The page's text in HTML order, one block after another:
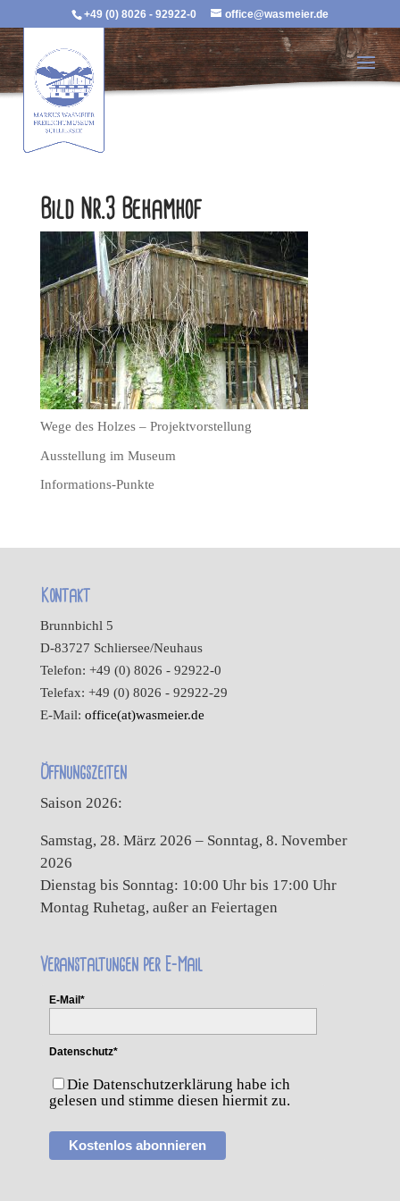
+49 (0) 8026 - 92922-0 office@wasmeier.de
Bild Nr.3 Behamhof
Wege des Holzes – Projektvorstellung
Ausstellung im Museum
Informations-Punkte
Kontakt
Brunnbichl 5
D-83727 Schliersee/Neuhaus
Telefon: +49 (0) 8026 - 92922-0
Telefax: +49 (0) 8026 - 92922-29
E-Mail: office(at)wasmeier.de
Öffnungszeiten
Saison 2026:
Samstag, 28. März 2026 – Sonntag, 8. November
2026
Dienstag bis Sonntag: 10:00 Uhr bis 17:00 Uhr
Montag Ruhetag, außer an Feiertagen
Veranstaltungen per E-Mail
E-Mail*
Datenschutz*
Die Datenschutzerklärung habe ich
gelesen und stimme diesen hiermit zu.
Kostenlos abonnieren